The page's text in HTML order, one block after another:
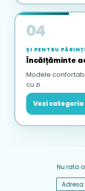
04
ȘI PENTRU PĂRINȚI
Încălțăminte
Modele
cu zi.
Vezi categoria
Nu rata